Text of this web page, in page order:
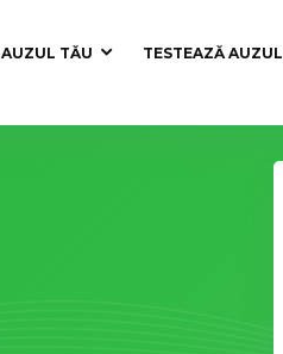
AUZUL TĂU TESTEAZĂ AUZUL